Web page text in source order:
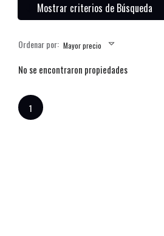
Mostrar criterios de Búsqueda
Ordenar por: Mayor precio
No se encontraron propiedades
1